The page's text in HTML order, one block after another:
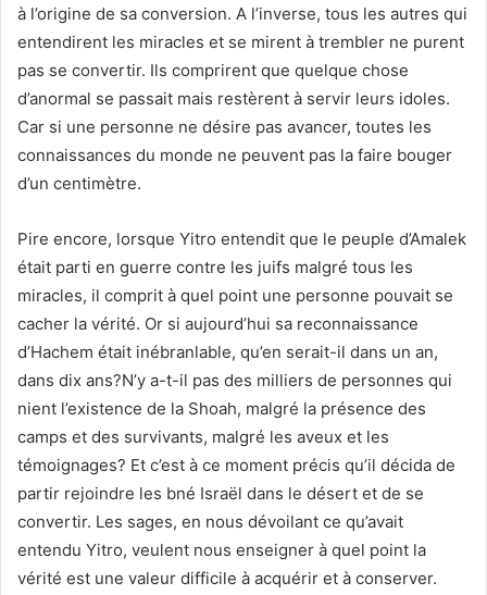
à l’origine de sa conversion. A l’inverse, tous les autres qui
entendirent les miracles et se mirent à trembler ne purent
pas se convertir. Ils comprirent que quelque chose
d’anormal se passait mais restèrent à servir leurs idoles.
Car si une personne ne désire pas avancer, toutes les
connaissances du monde ne peuvent pas la faire bouger
d’un centimètre.
Pire encore, lorsque Yitro entendit que le peuple d’Amalek
était parti en guerre contre les juifs malgré tous les
miracles, il comprit à quel point une personne pouvait se
cacher la vérité. Or si aujourd’hui sa reconnaissance
d’Hachem était inébranlable, qu’en serait-il dans un an,
dans dix ans?N’y a-t-il pas des milliers de personnes qui
nient l’existence de la Shoah, malgré la présence des
camps et des survivants, malgré les aveux et les
témoignages? Et c’est à ce moment précis qu’il décida de
partir rejoindre les bné Israël dans le désert et de se
convertir. Les sages, en nous dévoilant ce qu’avait
entendu Yitro, veulent nous enseigner à quel point la
vérité est une valeur difficile à acquérir et à conserver.